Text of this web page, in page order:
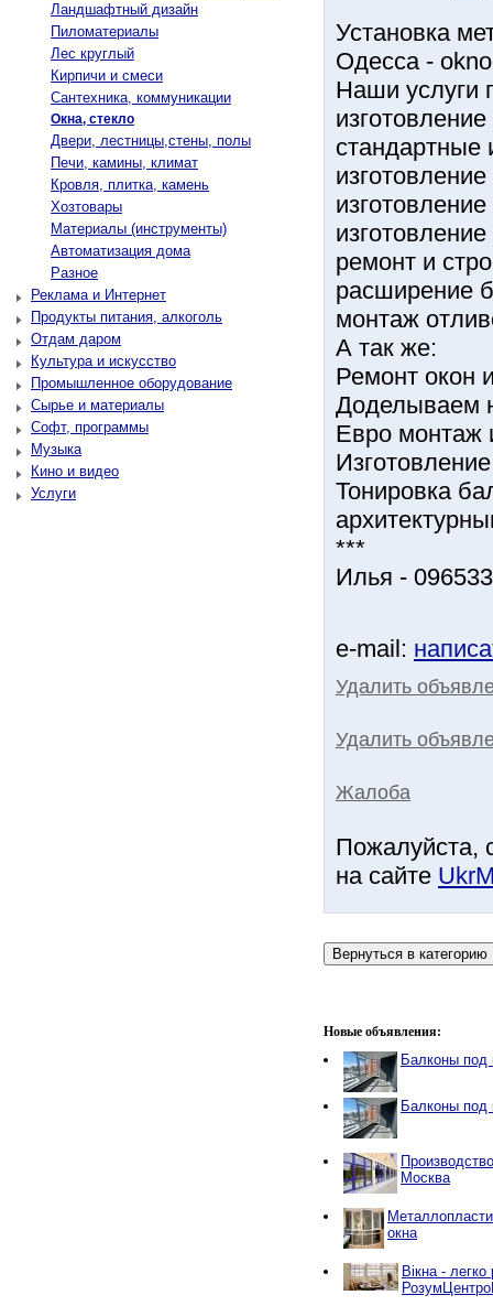
Ландшафтный дизайн
Пиломатериалы
Лес круглый
Кирпичи и смеси
Сантехника, коммуникации
Окна, стекло
Двери, лестницы,стены, полы
Печи, камины, климат
Кровля, плитка, камень
Хозтовары
Материалы (инструменты)
Автоматизация дома
Разное
Реклама и Интернет
Продукты питания, алкоголь
Отдам даром
Культура и искусство
Промышленное оборудование
Сырье и материалы
Софт, программы
Музыка
Кино и видео
Услуги
Установка
Одесса -
Наши услуги
стандартные
изготовление
ремонт и
расширение
монтаж
А так же:
Ремонт окон
Доделываем
Евро монтаж
Тонировка
***
Илья -
e-mail:
Удалить
Удалить
Жалоба
Пожалуйста,
на сайте
Новые объявления:
Балконы под
Балконы под
Москва
окна
Вікна -